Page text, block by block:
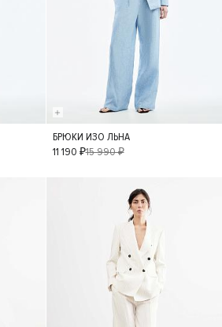
XS S
БРЮКИ ИЗО ЛЬНА
11 190 ₽15 990 ₽